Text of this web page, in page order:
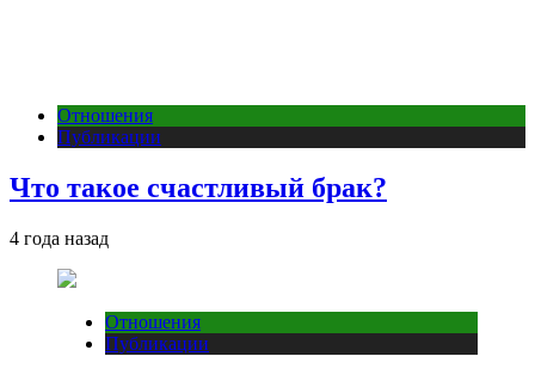
Отношения
Публикации
Что такое счастливый брак?
4 года назад
Отношения
Публикации